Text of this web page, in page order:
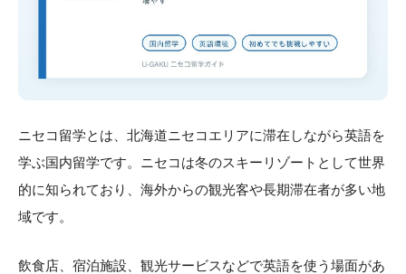
ニセコ留学とは、北海道ニセコエリアに滞在しながら英語を
学ぶ国内留学です。ニセコは冬のスキーリゾートとして世界
的に知られており、海外からの観光客や長期滞在者が多い地
域です。
飲食店、宿泊施設、観光サービスなどで英語を使う場面があ